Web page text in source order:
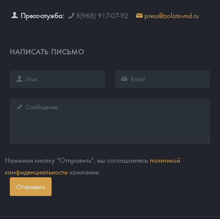
Пресс-служба: 8(968) 917-07-92 press@zoloto-md.ru
НАПИСАТЬ ПИСЬМО
Нажимая кнопку "Отправить", вы соглашаетесь политикой
конфиденциальности компании.
Отправить